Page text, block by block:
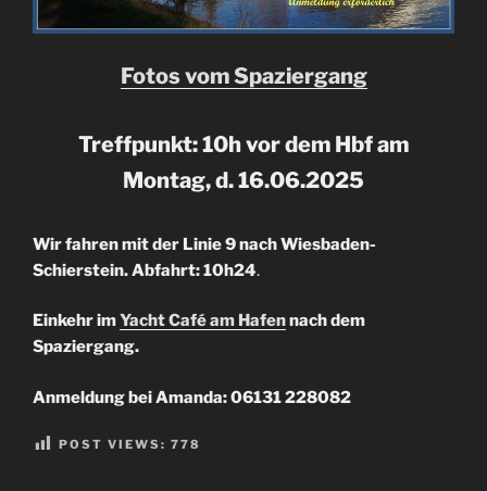
Fotos vom Spaziergang
Treffpunkt: 10h vor dem Hbf am
Montag, d. 16.06.2025
Wir fahren mit der Linie 9 nach Wiesbaden-
Schierstein. Abfahrt: 10h24.
Einkehr imYacht Café am Hafennach dem
Spaziergang.
Anmeldung bei Amanda: 06131 228082
POST VIEWS: 778